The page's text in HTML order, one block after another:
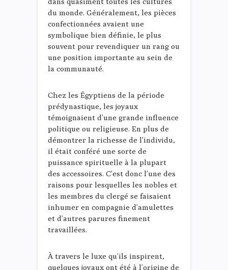
du monde. Généralement, les pièces
confectionnées avaient une
symbolique bien définie, le plus
souvent pour revendiquer un rang ou
une position importante au sein de
la communauté.
Chez les Égyptiens de la période
prédynastique, les joyaux
témoignaient d’une grande influence
politique ou religieuse. En plus de
démontrer la richesse de l’individu,
il était conféré une sorte de
puissance spirituelle à la plupart
des accessoires. C’est donc l’une des
raisons pour lesquelles les nobles et
les membres du clergé se faisaient
inhumer en compagnie d’amulettes
et d’autres parures finement
travaillées.
À travers le luxe qu’ils inspirent,
quelques joyaux ont été à l’origine de